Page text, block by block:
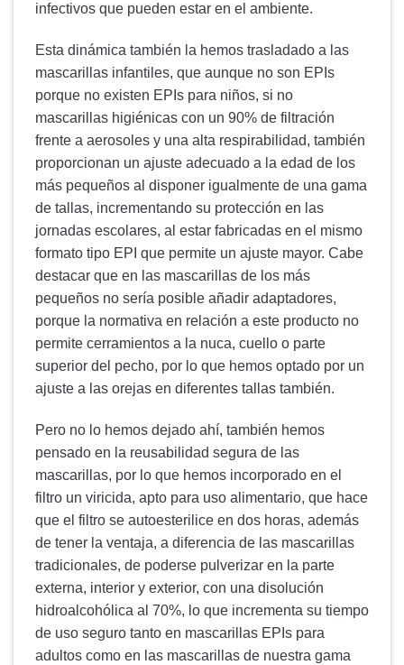
infectivos que pueden estar en el ambiente.
Esta dinámica también la hemos trasladado a las
mascarillas infantiles, que aunque no son EPIs
porque no existen EPIs para niños, si no
mascarillas higiénicas con un 90% de filtración
frente a aerosoles y una alta respirabilidad, también
proporcionan un ajuste adecuado a la edad de los
más pequeños al disponer igualmente de una gama
de tallas, incrementando su protección en las
jornadas escolares, al estar fabricadas en el mismo
formato tipo EPI que permite un ajuste mayor. Cabe
destacar que en las mascarillas de los más
pequeños no sería posible añadir adaptadores,
porque la normativa en relación a este producto no
permite cerramientos a la nuca, cuello o parte
superior del pecho, por lo que hemos optado por un
ajuste a las orejas en diferentes tallas también.
Pero no lo hemos dejado ahí, también hemos
pensado en la reusabilidad segura de las
mascarillas, por lo que hemos incorporado en el
filtro un viricida, apto para uso alimentario, que hace
que el filtro se autoesterilice en dos horas, además
de tener la ventaja, a diferencia de las mascarillas
tradicionales, de poderse pulverizar en la parte
externa, interior y exterior, con una disolución
hidroalcohólica al 70%, lo que incrementa su tiempo
de uso seguro tanto en mascarillas EPIs para
adultos como en las mascarillas de nuestra gama